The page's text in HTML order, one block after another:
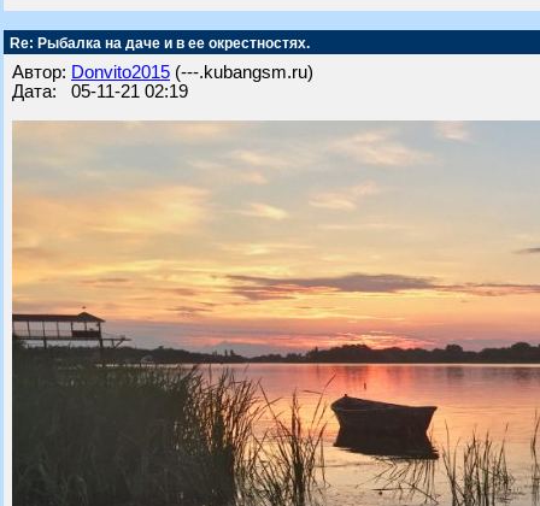
Re: Рыбалка на даче и в ее окрестностях.
Автор: Donvito2015 (---.kubangsm.ru)
Дата: 05-11-21 02:19